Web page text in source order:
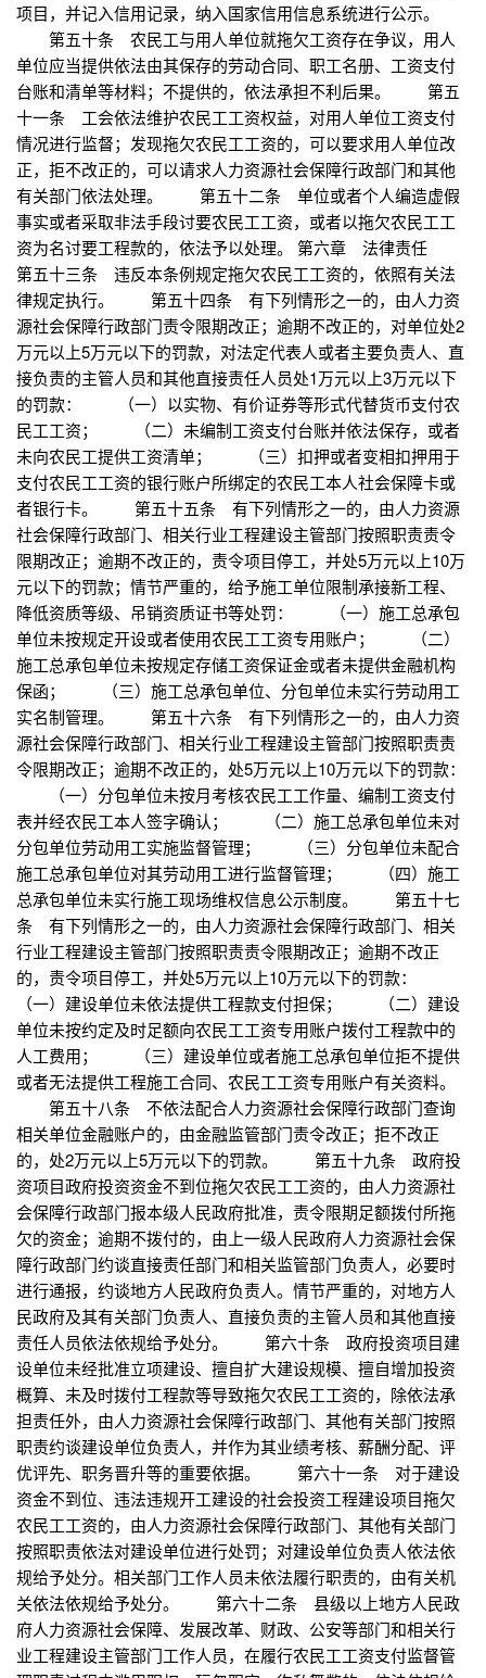
项目，并记入信用记录，纳入国家信用信息系统进行公示。
第五十条 农民工与用人单位就拖欠工资存在争议，用人
单位应当提供依法由其保存的劳动合同、职工名册、工资支付
台账和清单等材料；不提供的，依法承担不利后果。 第五
十一条 工会依法维护农民工工资权益，对用人单位工资支付
情况进行监督；发现拖欠农民工工资的，可以要求用人单位改
正，拒不改正的，可以请求人力资源社会保障行政部门和其他
有关部门依法处理。 第五十二条 单位或者个人编造虚假
事实或者采取非法手段讨要农民工工资，或者以拖欠农民工工
资为名讨要工程款的，依法予以处理。 第六章 法律责任
第五十三条 违反本条例规定拖欠农民工工资的，依照有关法
律规定执行。 第五十四条 有下列情形之一的，由人力资
源社会保障行政部门责令限期改正；逾期不改正的，对单位处2
万元以上5万元以下的罚款，对法定代表人或者主要负责人、直
接负责的主管人员和其他直接责任人员处1万元以上3万元以下
的罚款： （一）以实物、有价证券等形式代替货币支付农
民工工资； （二）未编制工资支付台账并依法保存，或者
未向农民工提供工资清单； （三）扣押或者变相扣押用于
支付农民工工资的银行账户所绑定的农民工本人社会保障卡或
者银行卡。 第五十五条 有下列情形之一的，由人力资源
社会保障行政部门、相关行业工程建设主管部门按照职责责令
限期改正；逾期不改正的，责令项目停工，并处5万元以上10万
元以下的罚款；情节严重的，给予施工单位限制承接新工程、
降低资质等级、吊销资质证书等处罚： （一）施工总承包
单位未按规定开设或者使用农民工工资专用账户； （二）
施工总承包单位未按规定存储工资保证金或者未提供金融机构
保函； （三）施工总承包单位、分包单位未实行劳动用工
实名制管理。 第五十六条 有下列情形之一的，由人力资
源社会保障行政部门、相关行业工程建设主管部门按照职责责
令限期改正；逾期不改正的，处5万元以上10万元以下的罚款：
（一）分包单位未按月考核农民工工作量、编制工资支付
表并经农民工本人签字确认； （二）施工总承包单位未对
分包单位劳动用工实施监督管理； （三）分包单位未配合
施工总承包单位对其劳动用工进行监督管理； （四）施工
总承包单位未实行施工现场维权信息公示制度。 第五十七
条 有下列情形之一的，由人力资源社会保障行政部门、相关
行业工程建设主管部门按照职责责令限期改正；逾期不改正
的，责令项目停工，并处5万元以上10万元以下的罚款：
（一）建设单位未依法提供工程款支付担保； （二）建设
单位未按约定及时足额向农民工工资专用账户拨付工程款中的
人工费用； （三）建设单位或者施工总承包单位拒不提供
或者无法提供工程施工合同、农民工工资专用账户有关资料。
第五十八条 不依法配合人力资源社会保障行政部门查询
相关单位金融账户的，由金融监管部门责令改正；拒不改正
的，处2万元以上5万元以下的罚款。 第五十九条 政府投
资项目政府投资资金不到位拖欠农民工工资的，由人力资源社
会保障行政部门报本级人民政府批准，责令限期足额拨付所拖
欠的资金；逾期不拨付的，由上一级人民政府人力资源社会保
障行政部门约谈直接责任部门和相关监管部门负责人，必要时
进行通报，约谈地方人民政府负责人。情节严重的，对地方人
民政府及其有关部门负责人、直接负责的主管人员和其他直接
责任人员依法依规给予处分。 第六十条 政府投资项目建
设单位未经批准立项建设、擅自扩大建设规模、擅自增加投资
概算、未及时拨付工程款等导致拖欠农民工工资的，除依法承
担责任外，由人力资源社会保障行政部门、其他有关部门按照
职责约谈建设单位负责人，并作为其业绩考核、薪酬分配、评
优评先、职务晋升等的重要依据。 第六十一条 对于建设
资金不到位、违法违规开工建设的社会投资工程建设项目拖欠
农民工工资的，由人力资源社会保障行政部门、其他有关部门
按照职责依法对建设单位进行处罚；对建设单位负责人依法依
规给予处分。相关部门工作人员未依法履行职责的，由有关机
关依法依规给予处分。 第六十二条 县级以上地方人民政
府人力资源社会保障、发展改革、财政、公安等部门和相关行
业工程建设主管部门工作人员，在履行农民工工资支付监督管